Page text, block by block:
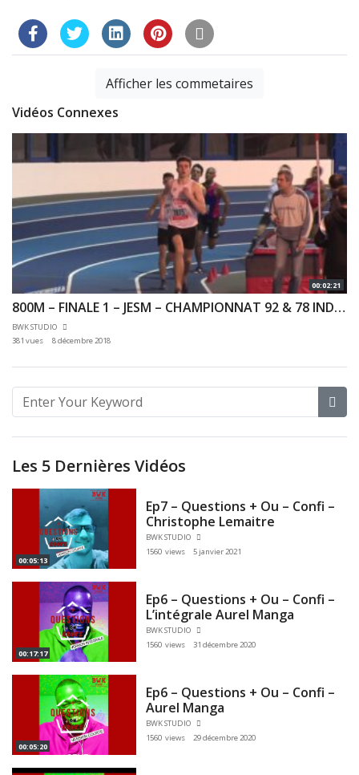
Afficher les commetaires
Vidéos Connexes
00:02:21
800M – FINALE 1 – JESM – CHAMPIONNAT 92 & 78 INDOOR 02/12/2018 – EAUBONNE
BWK STUDIO
381 vues
8 décembre 2018
Les 5 Dernières Vidéos
00:05:13
Ep7 – Questions + Ou – Confi –
Christophe Lemaitre
BWK STUDIO
1560 views
5 janvier 2021
00:17:17
Ep6 – Questions + Ou – Confi –
L’intégrale Aurel Manga
BWK STUDIO
1560 views
31 décembre 2020
00:05:20
Ep6 – Questions + Ou – Confi –
Aurel Manga
BWK STUDIO
1560 views
29 décembre 2020